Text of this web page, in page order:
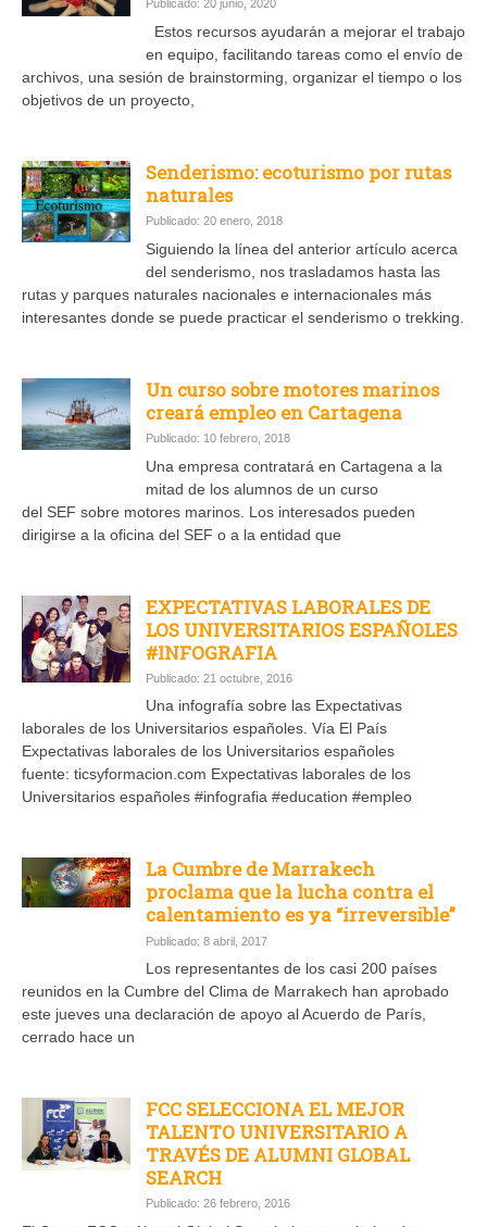
Publicado: 20 junio, 2020
Estos recursos ayudarán a mejorar el trabajo
en equipo, facilitando tareas como el envío de
archivos, una sesión de brainstorming, organizar el tiempo o los
objetivos de un proyecto,
Senderismo: ecoturismo por rutas
naturales
Publicado: 20 enero, 2018
Siguiendo la línea del anterior artículo acerca
del senderismo, nos trasladamos hasta las
rutas y parques naturales nacionales e internacionales más
interesantes donde se puede practicar el senderismo o trekking.
Un curso sobre motores marinos
creará empleo en Cartagena
Publicado: 10 febrero, 2018
Una empresa contratará en Cartagena a la
mitad de los alumnos de un curso
del SEF sobre motores marinos. Los interesados pueden
dirigirse a la oficina del SEF o a la entidad que
EXPECTATIVAS LABORALES DE
LOS UNIVERSITARIOS ESPAÑOLES
#INFOGRAFIA
Publicado: 21 octubre, 2016
Una infografía sobre las Expectativas
laborales de los Universitarios españoles. Vía El País
Expectativas laborales de los Universitarios españoles
fuente: ticsyformacion.com Expectativas laborales de los
Universitarios españoles #infografia #education #empleo
La Cumbre de Marrakech
proclama que la lucha contra el
calentamiento es ya “irreversible”
Publicado: 8 abril, 2017
Los representantes de los casi 200 países
reunidos en la Cumbre del Clima de Marrakech han aprobado
este jueves una declaración de apoyo al Acuerdo de París,
cerrado hace un
FCC SELECCIONA EL MEJOR
TALENTO UNIVERSITARIO A
TRAVÉS DE ALUMNI GLOBAL
SEARCH
Publicado: 26 febrero, 2016